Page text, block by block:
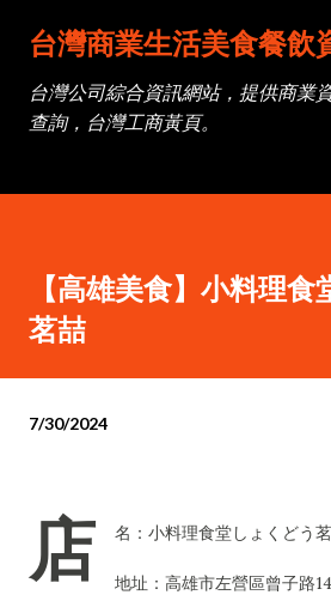
跳到主要內容
台灣商業生活美食餐飲
台灣公司綜合資訊網站，提供商業
查詢，台灣工商黃頁。
【高雄美食】小料理
茗喆
7/30/2024
店 名：小料理食堂しょくどう
地址：高雄市左營區曾子路